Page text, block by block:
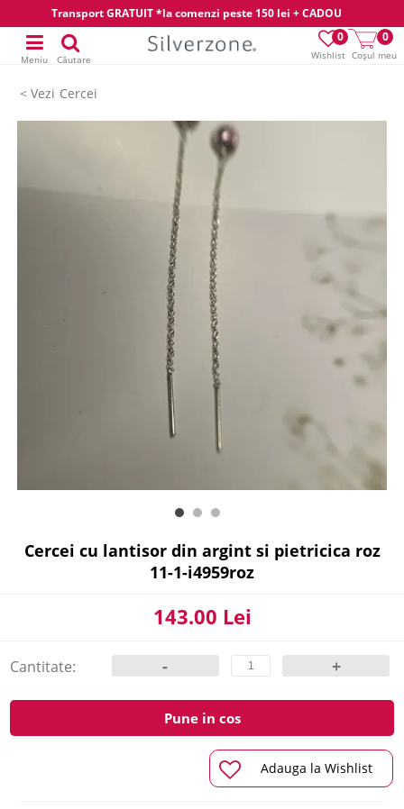
Transport GRATUIT *la comenzi peste 150 lei + CADOU
Wishlist
0
Coșul meu
0
Meniu Căutare
Cercei
Adauga la Wishlist
Cercei cu lantisor din argint si pietricica roz
11-1-i4959roz
143.00 Lei
Cantitate: - +
Pune in cos